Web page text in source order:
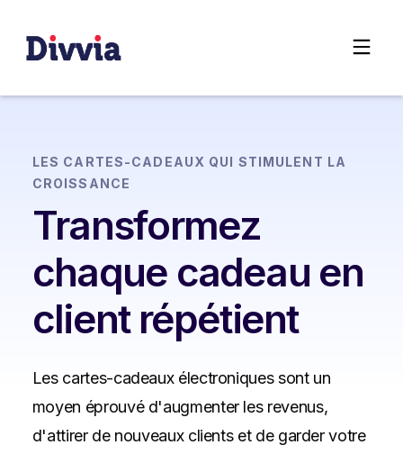
LES CARTES-CADEAUX QUI STIMULENT LA
CROISSANCE
Transformez
chaque cadeau en
client répétient
Les cartes-cadeaux électroniques sont un
moyen éprouvé d'augmenter les revenus,
d'attirer de nouveaux clients et de garder votre